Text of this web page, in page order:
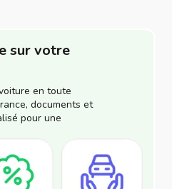
sur votre
en toute
documents et
pour une